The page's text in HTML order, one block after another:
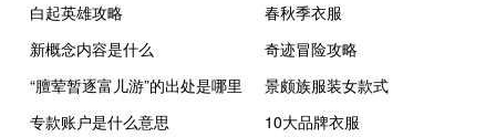
白起英雄攻略
春秋季衣服
新概念内容是什么
奇迹冒险攻略
“膻荤暂逐富儿游”的出处是哪里
景颇族服装女款式
专款账户是什么意思
10大品牌衣服